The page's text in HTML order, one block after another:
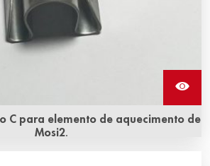
C para elemento de aquecimento de
Mosi2.